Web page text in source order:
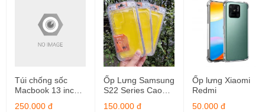
Phụ kiện đem lại cảm giác cầm nắm thật tay, chống rơi hiệu quả.
Túi chống sốc
Macbook 13 inch –
250.000 đ
Ốp Lưng Samsung
S22 Series Cao
150.000 đ
Ốp lưng Xiaomi
Redmi
50.000 đ